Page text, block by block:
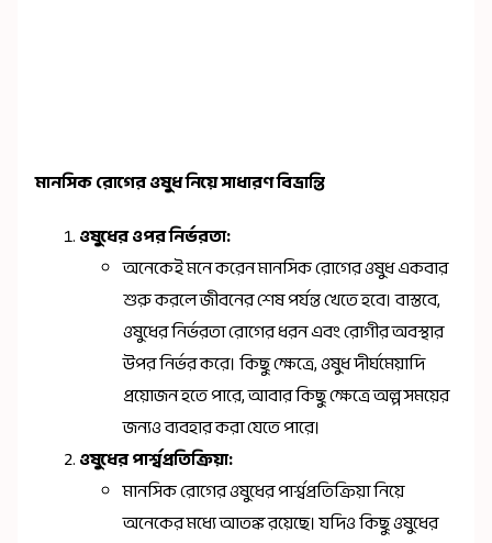
মানসিক রোগের ওষুধ নিয়ে সাধারণ বিভ্রান্তি
ওষুধের ওপর নির্ভরতা:
অনেকেই মনে করেন মানসিক রোগের ওষুধ একবার
শুরু করলে জীবনের শেষ পর্যন্ত খেতে হবে। বাস্তবে,
ওষুধের নির্ভরতা রোগের ধরন এবং রোগীর অবস্থার
উপর নির্ভর করে। কিছু ক্ষেত্রে, ওষুধ দীর্ঘমেয়াদি
প্রয়োজন হতে পারে, আবার কিছু ক্ষেত্রে অল্প সময়ের
জন্যও ব্যবহার করা যেতে পারে।
ওষুধের পার্শ্বপ্রতিক্রিয়া:
মানসিক রোগের ওষুধের পার্শ্বপ্রতিক্রিয়া নিয়ে
অনেকের মধ্যে আতঙ্ক রয়েছে। যদিও কিছু ওষুধের